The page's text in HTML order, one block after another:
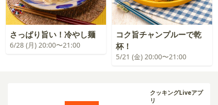
さっぱり旨い！冷やし麺
6/28 (月) 20:00〜21:00
コク旨チャンプルーで乾
杯！
5/21 (金) 20:00〜21:00
クッキングLiveアプ
リ